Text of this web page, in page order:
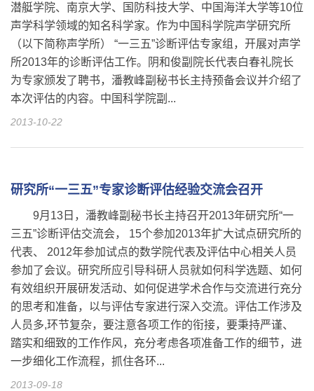
潜艇学院、南京大学、国防科技大学、中国海洋大学等10位
声学科学领域的知名科学家。作为中国科学院声学研究所
（以下简称声学所） “一三五”诊断评估专家组，开展对声学
所2013年的诊断评估工作。阴和俊副院长代表白春礼院长
为专家颁发了聘书，潘教峰副秘书长主持预备会议并介绍了
本次评估的内容。中国科学院副...
2013-10-22
研究所“一三五”专家诊断评估经验交流会召开
9月13日，潘教峰副秘书长主持召开2013年研究所“一
三五”诊断评估交流会， 15个参加2013年扩大试点研究所的
代表、 2012年参加试点的数学院代表及评估中心相关人员
参加了会议。研究所应引导科研人员就如何科学选题、如何
有效组织开展研发活动、如何促进学术合作与交流进行充分
的思考和准备，以与评估专家进行深入交流。评估工作涉及
人员多,环节复杂，要注意各项工作的衔接，要秉持严谨、
踏实和细致的工作作风，充分考虑各项准备工作的细节，进
一步细化工作流程，抓住各环...
2013-09-18